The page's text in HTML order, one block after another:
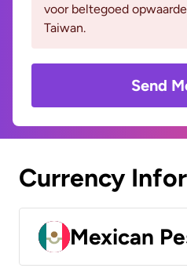
voor beltegoed
Taiwan.
Send
Currency
Mexican